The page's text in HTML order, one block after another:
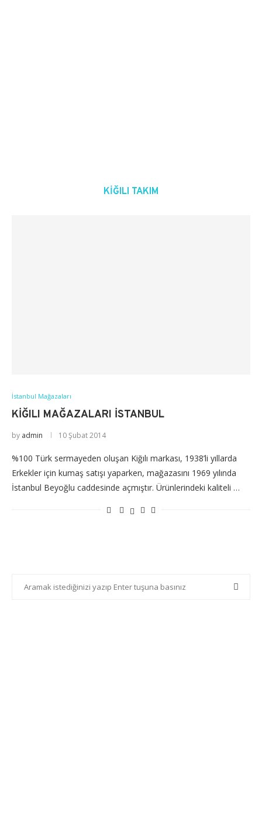
KIĞILI TAKIM
İstanbul Mağazaları
KIĞILI MAĞAZALARI İSTANBUL
by admin 10 Şubat 2014
%100 Türk sermayeden oluşan Kiğılı markası, 1938’li yıllarda
Erkekler için kumaş satışı yaparken, mağazasını 1969 yılında
İstanbul Beyoğlu caddesinde açmıştır. Ürünlerindeki kaliteli …